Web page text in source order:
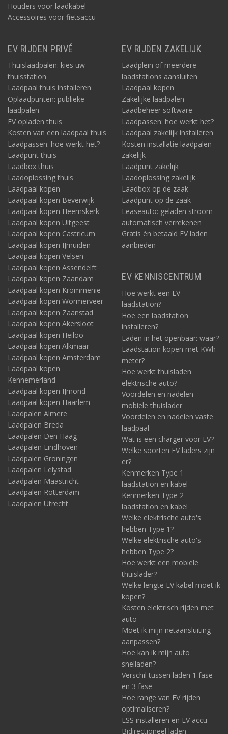
Houders voor laadkabel
Accessoires voor fietsaccu
EV RIJDEN PRIVÉ
Thuislaadpalen: kies uw
thuisstation
Laadpaal thuis installeren
Oplaadpunten: publieke
laadpalen
EV opladen thuis
Kosten van een laadpaal thuis
Laadpassen: hoe werkt het?
Laadpunt thuis
Laadbox thuis
Laadoplossing thuis
Laadpaal kopen
Laadpaal kopen Beverwijk
Laadpaal kopen Heemskerk
Laadpaal kopen Uitgeest
Laadpaal kopen Castricum
Laadpaal kopen IJmuiden
Laadpaal kopen Velsen
Laadpaal kopen Assendelft
Laadpaal kopen Zaandam
Laadpaal kopen Krommenie
Laadpaal kopen Wormerveer
Laadpaal kopen Zaanstad
Laadpaal kopen Akersloot
Laadpaal kopen Heiloo
Laadpaal kopen Alkmaar
Laadpaal kopen Amsterdam
Laadpaal kopen
Kennemerland
Laadpaal kopen IJmond
Laadpaal kopen Haarlem
Laadpalen Almere
Laadpalen Breda
Laadpalen Den Haag
Laadpalen Eindhoven
Laadpalen Groningen
Laadpalen Lelystad
Laadpalen Maastricht
Laadpalen Rotterdam
Laadpalen Utrecht
EV RIJDEN ZAKELIJK
Laadplein of meerdere
laadstations aansluiten
Laadpaal kopen
Zakelijke laadpalen
Laadbeheer software
Laadpassen: hoe werkt het?
Laadpaal zakelijk installeren
Kosten installatie laadpalen
zakelijk
Laadpunt zakelijk
Laadoplossing zakelijk
Laadbox op de zaak
Laadpunt op de zaak
Leaseauto: geladen stroom
automatisch verrekenen
Gratis én betaald EV laden
aanbieden
EV KENNISCENTRUM
Hoe werkt een EV
laadstation?
Hoe een laadstation
installeren?
Laden in het openbaar: waar?
Laadstation kopen met KWh
meter?
Hoe werkt thuisladen
elektrische auto?
Voordelen en nadelen
mobiele thuislader
Voordelen en nadelen vaste
laadpaal
Wat is een charger voor EV?
Welke soorten EV laders zijn
er?
Kenmerken Type 1
laadstation en kabel
Kenmerken Type 2
laadstation en kabel
Welke elektrische auto's
hebben Type 1?
Welke elektrische auto's
hebben Type 2?
Hoe werkt een mobiele
thuislader?
Welke lengte EV kabel moet ik
kopen?
Kosten elektrisch rijden met
auto
Moet ik mijn netaansluiting
aanpassen?
Hoe kan ik mijn auto
snelladen?
Verschil tussen laden 1 fase
en 3 fase
Hoe range van EV rijden
optimaliseren?
ESS installeren en EV accu
Bidirectioneel laden